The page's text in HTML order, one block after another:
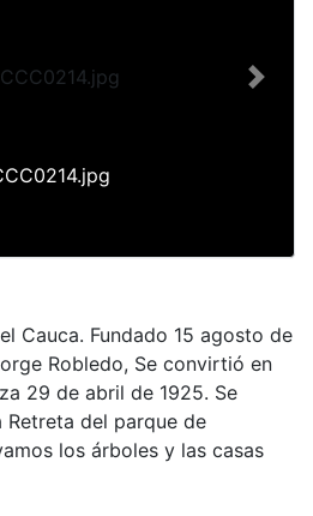
Next
Cauca. Fundado 15 agosto de
Robledo, Se convirtió en
29 de abril de 1925. Se
del parque de
los árboles y las casas